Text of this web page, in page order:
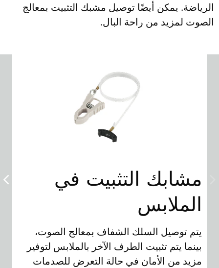
الرياضة. يمكن أيضًا توصيل مشبك التثبيت بمعالج
الصوت لمزيد من راحة البال.
مشابك التثبيت في
الملابس
يتم توصيل السلك الشفاف بمعالج الصوت،
بينما يتم تثبيت الطرف الآخر بالملابس لتوفير
مزيد من الأمان في حالة التعرض للصدمات